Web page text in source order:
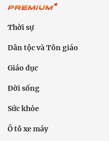
Thời sự
Dân tộc và Tôn giáo
Giáo dục
Đời sống
Sức khỏe
Ô tô xe máy